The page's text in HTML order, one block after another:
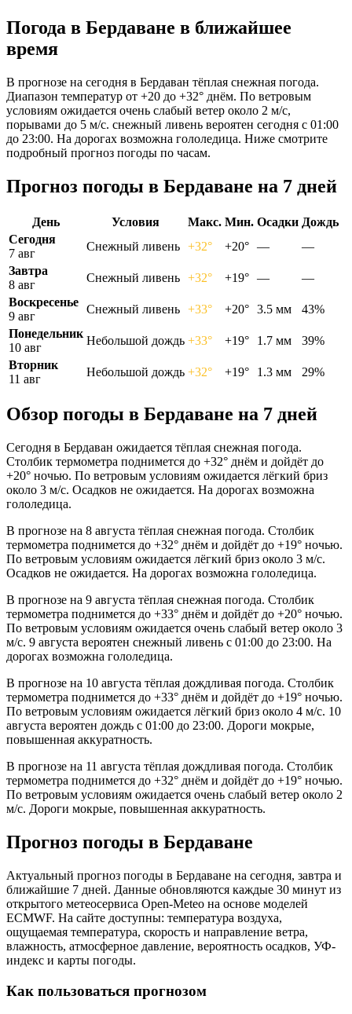
Погода в Бердаване в ближайшее
время
В прогнозе на сегодня в Бердаван тёплая снежная погода.
Диапазон температур от +20 до +32° днём. По ветровым
условиям ожидается очень слабый ветер около 2 м/с,
порывами до 5 м/с. снежный ливень вероятен сегодня с 01:00
до 23:00. На дорогах возможна гололедица. Ниже смотрите
подробный прогноз погоды по часам.
Прогноз погоды в Бердаване на 7 дней
День Условия Макс. Мин. Осадки Дождь
Сегодня
7 авг
Снежный ливень +32° +20° —
—
Завтра
8 авг
Снежный ливень +32° +19° —
—
Воскресенье
9 авг
Снежный ливень +33° +20° 3.5 мм
43%
Понедельник
10 авг
Небольшой дождь +33° +19° 1.7 мм
39%
Вторник
11 авг
Небольшой дождь +32° +19° 1.3 мм 29%
Обзор погоды в Бердаване на 7 дней
Сегодня в Бердаван ожидается тёплая снежная погода.
Столбик термометра поднимется до +32° днём и дойдёт до
+20° ночью. По ветровым условиям ожидается лёгкий бриз
около 3 м/с. Осадков не ожидается. На дорогах возможна
гололедица.
В прогнозе на 8 августа тёплая снежная погода. Столбик
термометра поднимется до +32° днём и дойдёт до +19° ночью.
По ветровым условиям ожидается лёгкий бриз около 3 м/с.
Осадков не ожидается. На дорогах возможна гололедица.
В прогнозе на 9 августа тёплая снежная погода. Столбик
термометра поднимется до +33° днём и дойдёт до +20° ночью.
По ветровым условиям ожидается очень слабый ветер около 3
м/с. 9 августа вероятен снежный ливень с 01:00 до 23:00. На
дорогах возможна гололедица.
В прогнозе на 10 августа тёплая дождливая погода. Столбик
термометра поднимется до +33° днём и дойдёт до +19° ночью.
По ветровым условиям ожидается лёгкий бриз около 4 м/с. 10
августа вероятен дождь с 01:00 до 23:00. Дороги мокрые,
повышенная аккуратность.
В прогнозе на 11 августа тёплая дождливая погода. Столбик
термометра поднимется до +32° днём и дойдёт до +19° ночью.
По ветровым условиям ожидается очень слабый ветер около 2
м/с. Дороги мокрые, повышенная аккуратность.
Прогноз погоды в Бердаване
Актуальный прогноз погоды в Бердаване на сегодня, завтра и
ближайшие 7 дней. Данные обновляются каждые 30 минут из
открытого метеосервиса Open-Meteo на основе моделей
ECMWF. На сайте доступны: температура воздуха,
ощущаемая температура, скорость и направление ветра,
влажность, атмосферное давление, вероятность осадков, УФ-
индекс и карты погоды.
Как пользоваться прогнозом